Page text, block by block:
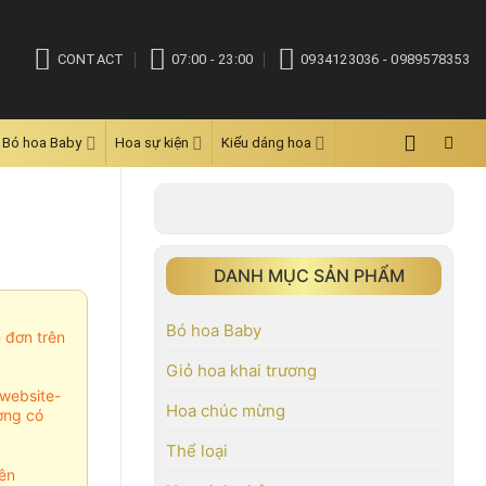
CONTACT 07:00 - 23:00 0934123036 - 0989578353
Bó hoa Baby Hoa sự kiện Kiểu dáng hoa
DANH MỤC SẢN PHẨM
Bó hoa Baby
Giỏ hoa khai trương
Hoa chúc mừng
Thể loại
đơn trên
có